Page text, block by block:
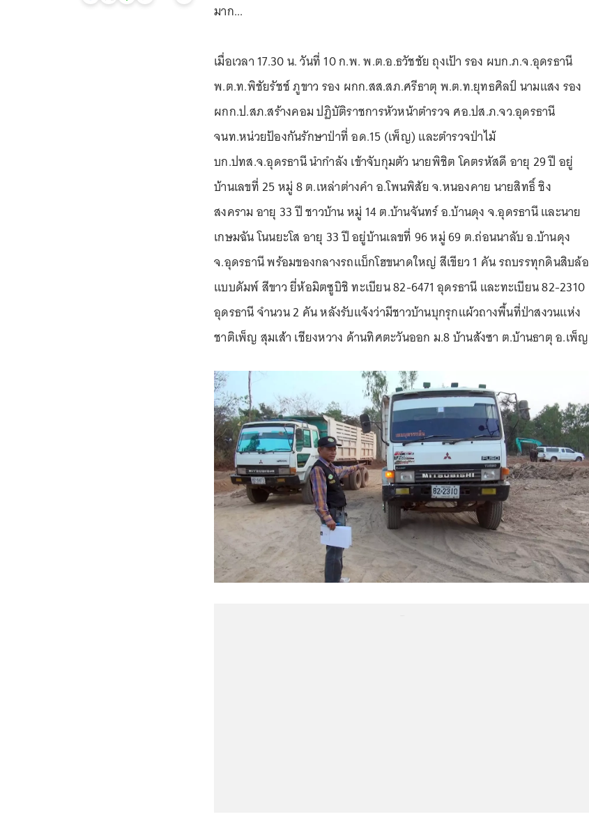
มาก...
เมื่อเวลา 17.30 น. วันที่ 10 ก.พ. พ.ต.อ.ธวัชชัย ถุงเป้า รอง ผบก.ภ.จ.อุดรธานี
พ.ต.ท.พิชัยรัชช์ ภูขาว รอง ผกก.สส.สภ.ศรีธาตุ พ.ต.ท.ยุทธศิลป์ นามแสง รอง
ผกก.ป.สภ.สร้างคอม ปฏิบัติราชการหัวหน้าตำรวจ ศอ.ปส.ภ.จว.อุดรธานี
จนท.หน่วยป้องกันรักษาป่าที่ อด.15 (เพ็ญ) และตำรวจป่าไม้
บก.ปทส.จ.อุดรธานี นำกำลัง เข้าจับกุมตัว นายพิชิต โคตรหัสดี อายุ 29 ปี อยู่
บ้านเลขที่ 25 หมู่ 8 ต.เหล่าต่างคำ อ.โพนพิสัย จ.หนองคาย นายสิทธิ์ ชิง
สงคราม อายุ 33 ปี ชาวบ้าน หมู่ 14 ต.บ้านจันทร์ อ.บ้านดุง จ.อุดรธานี และนาย
เกษมฉัน โนนยะโส อายุ 33 ปี อยู่บ้านเลขที่ 96 หมู่ 69 ต.ถ่อนนาลับ อ.บ้านดุง
จ.อุดรธานี พร้อมของกลางรถแบ็กโฮขนาดใหญ่ สีเขียว 1 คัน รถบรรทุกดินสิบล้อ
แบบดัมพ์ สีขาว ยี่ห้อมิตซูบิชิ ทะเบียน 82-6471 อุดรธานี และทะเบียน 82-2310
อุดรธานี จำนวน 2 คัน หลังรับแจ้งว่ามีชาวบ้านบุกรุกแผ้วถางพื้นที่ป่าสงวนแห่ง
ชาติเพ็ญ สุมเส้า เชียงหวาง ด้านทิศตะวันออก ม.8 บ้านสังซา ต.บ้านธาตุ อ.เพ็ญ